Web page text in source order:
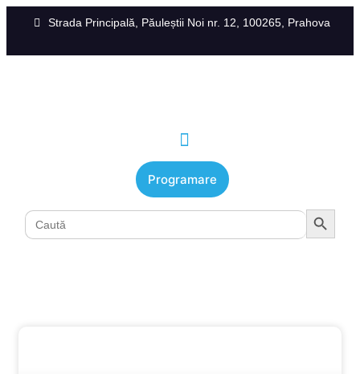
Strada Principală, Păuleștii Noi nr. 12, 100265, Prahova
Programare
Search
Search Button